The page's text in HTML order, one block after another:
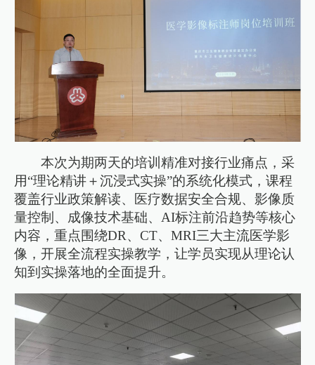
本次为期两天的培训精准对接行业痛点，采
用“理论精讲＋沉浸式实操”的系统化模式，课程
覆盖行业政策解读、医疗数据安全合规、影像质
量控制、成像技术基础、AI标注前沿趋势等核心
内容，重点围绕DR、CT、MRI三大主流医学影
像，开展全流程实操教学，让学员实现从理论认
知到实操落地的全面提升。